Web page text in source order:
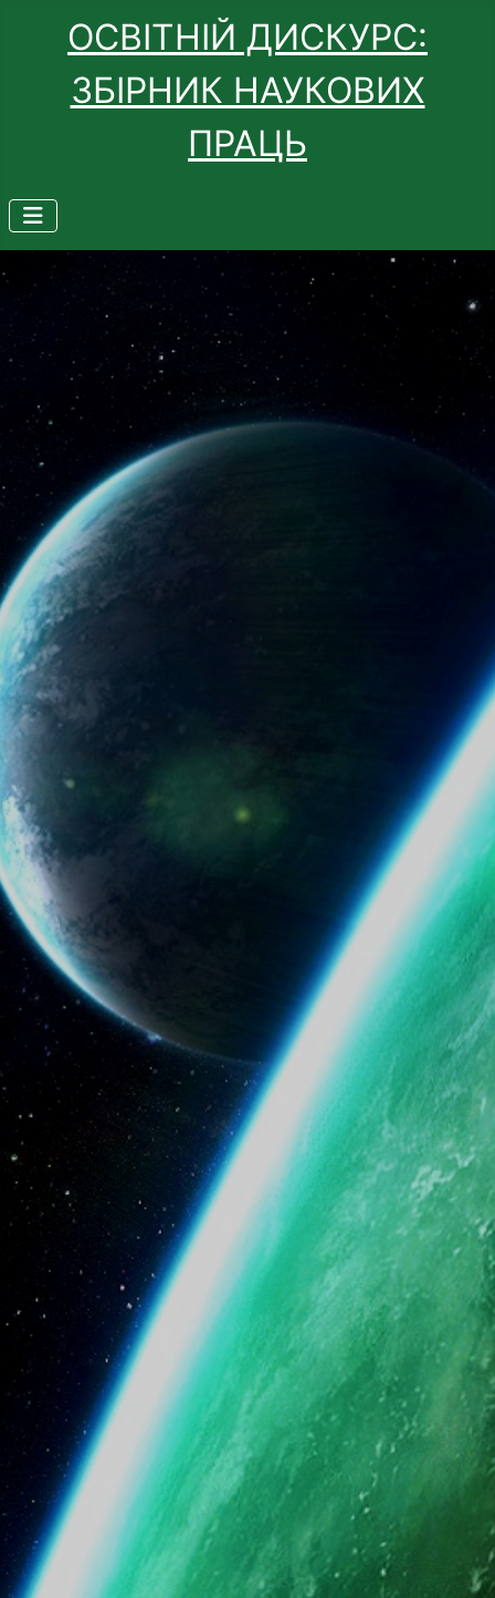
ОСВІТНІЙ ДИСКУРС:
ЗБІРНИК НАУКОВИХ
ПРАЦЬ